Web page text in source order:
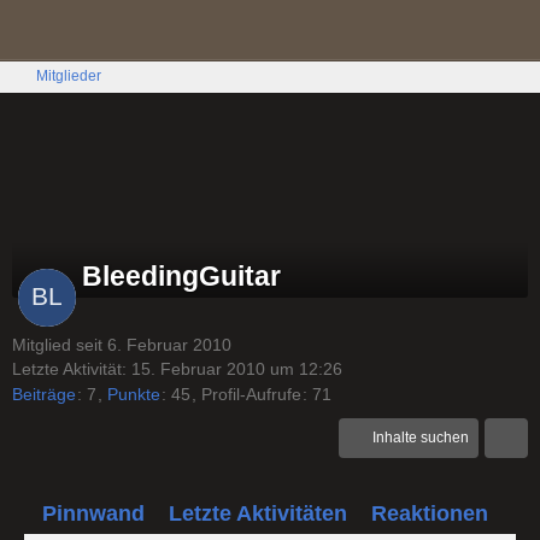
Mitglieder
BleedingGuitar
Mitglied seit 6. Februar 2010
Letzte Aktivität: 15. Februar 2010 um 12:26
Beiträge
7 Punkte 45 Profil-Aufrufe 71
Inhalte suchen
Pinnwand Letzte Aktivitäten Reaktionen